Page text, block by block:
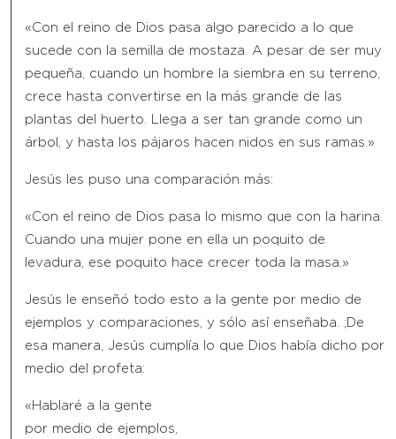
«Con el reino de Dios pasa algo parecido a lo que
sucede con la semilla de mostaza. A pesar de ser muy
pequeña, cuando un hombre la siembra en su terreno,
crece hasta convertirse en la más grande de las
plantas del huerto. Llega a ser tan grande como un
árbol, y hasta los pájaros hacen nidos en sus ramas.»
Jesús les puso una comparación más:
«Con el reino de Dios pasa lo mismo que con la harina.
Cuando una mujer pone en ella un poquito de
levadura, ese poquito hace crecer toda la masa.»
Jesús le enseñó todo esto a la gente por medio de
ejemplos y comparaciones, y sólo así enseñaba. ;De
esa manera, Jesús cumplía lo que Dios había dicho por
medio del profeta:
«Hablaré a la gente
por medio de ejemplos,